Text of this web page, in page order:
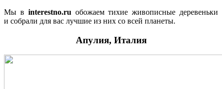
Мы в interestno.ru обожаем тихие живописные деревеньки
и собрали для вас лучшие из них со всей планеты.
Апулия, Италия